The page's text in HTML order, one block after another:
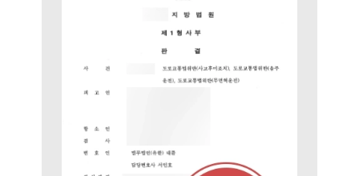
주요 업무사례
사례분석/최신동향
법률정보
법률지식인
고객후기
음주교통사고대응부 업무